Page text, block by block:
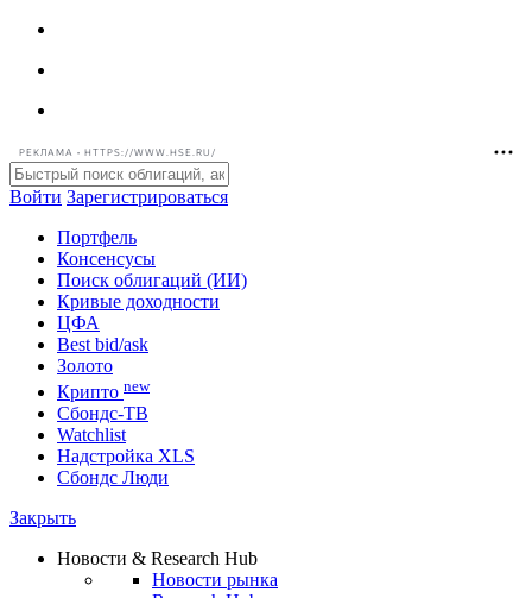
РЕКЛАМА • HTTPS://WWW.HSE.RU/
Войти Зарегистрироваться
Портфель
Консенсусы
Поиск облигаций (ИИ)
Кривые доходности
ЦФА
Best bid/ask
Золото
Крипто new
Watchlist
Сбондс Люди